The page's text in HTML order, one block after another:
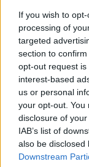
If you wish to
processing of
targeted
section to
opt-out request
interest-based
us or personal
your opt-out. You
disclosure of
IAB’s list of
also be disclosed
Downstream
nuestras
año, las
James juntos es
hacer todo lo
el 18.º
Image